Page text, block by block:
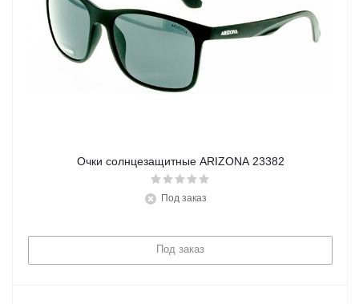
Очки солнцезащитные ARIZONA 23382
Под заказ
Под заказ